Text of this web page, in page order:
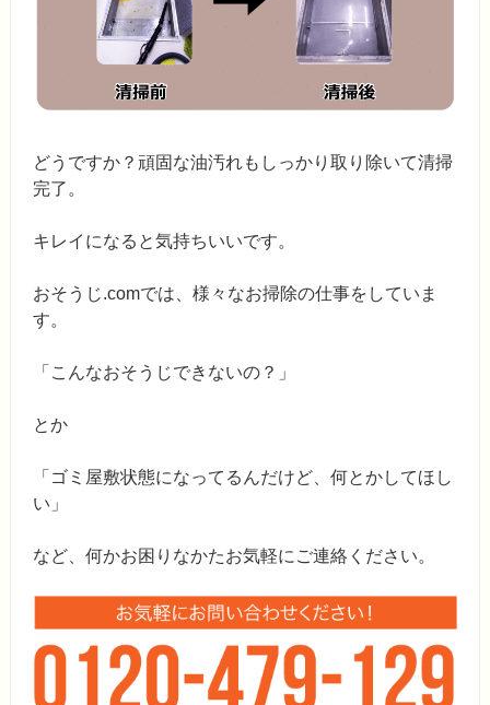
どうですか？頑固な油汚れもしっかり取り除いて清掃
完了。
キレイになると気持ちいいです。
おそうじ.comでは、様々なお掃除の仕事をしていま
す。
「こんなおそうじできないの？」
とか
「ゴミ屋敷状態になってるんだけど、何とかしてほし
い」
など、何かお困りなかたお気軽にご連絡ください。